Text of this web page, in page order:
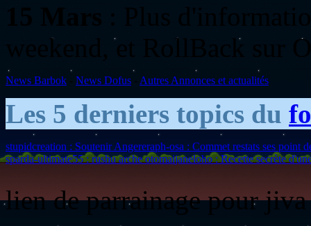
15 Mars : Plus
weekend, et RollBack sur
News Barbok News Dofus Autres Annonces et actualités
Les 5 derniers topics du
stupidcreation : Soutenir Angereraph-osa : Commet restats ses point
sparda-ultimate55 : rushu arche otomaijaneloho : Recette secrète
lien de parrainage pour